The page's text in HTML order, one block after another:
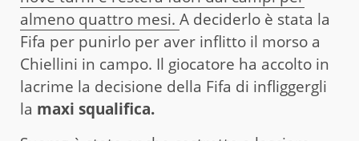
almeno quattro mesi. A deciderlo è stata la
Fifa per punirlo per aver inflitto il morso a
Chiellini in campo. Il giocatore ha accolto in
lacrime la decisione della Fifa di infliggergli
la maxi squalifica.